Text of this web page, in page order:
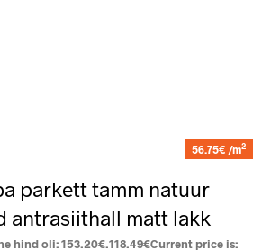
56.75€ /m2
parkett tamm natuur
antrasiithall matt lakk
hind oli: 153.20€.118.49€Current price is: